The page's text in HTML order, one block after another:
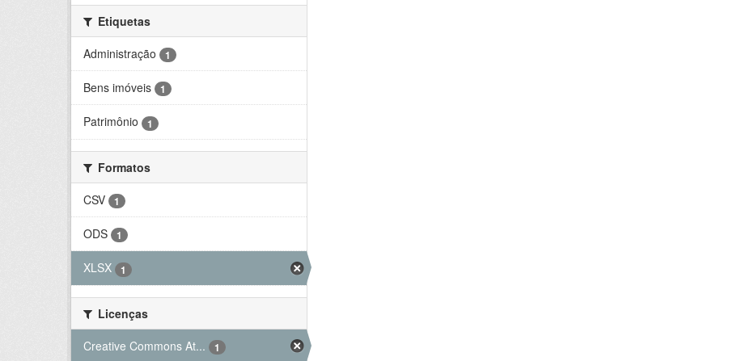
Etiquetas
Administração
1
Bens imóveis 1
Patrimônio 1
Formatos
CSV
1
ODS 1
XLSX 1
Licenças
Creative Commons At...
1